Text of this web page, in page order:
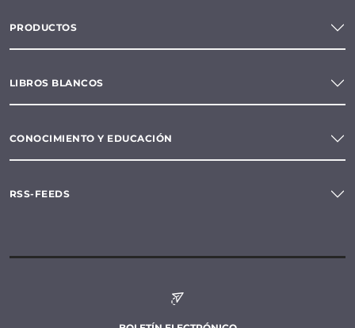
PRODUCTOS
LIBROS BLANCOS
CONOCIMIENTO Y EDUCACIÓN
RSS-FEEDS